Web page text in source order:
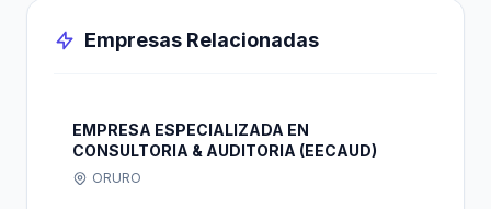
Empresas Relacionadas
EMPRESA ESPECIALIZADA EN
CONSULTORIA & AUDITORIA (EECAUD)
ORURO